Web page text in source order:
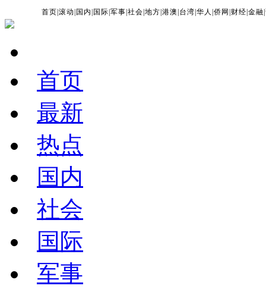
首页 |滚动 国内 国际 |军事 |社会 |地方 |港澳 台湾 |华人 |侨网 财经 |金融 |
首页
最新
热点
国内
社会
国际
军事